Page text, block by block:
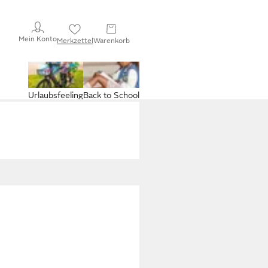
Mein KontoMerkzettelWarenkorb
Back to School
Urlaubsfeeling